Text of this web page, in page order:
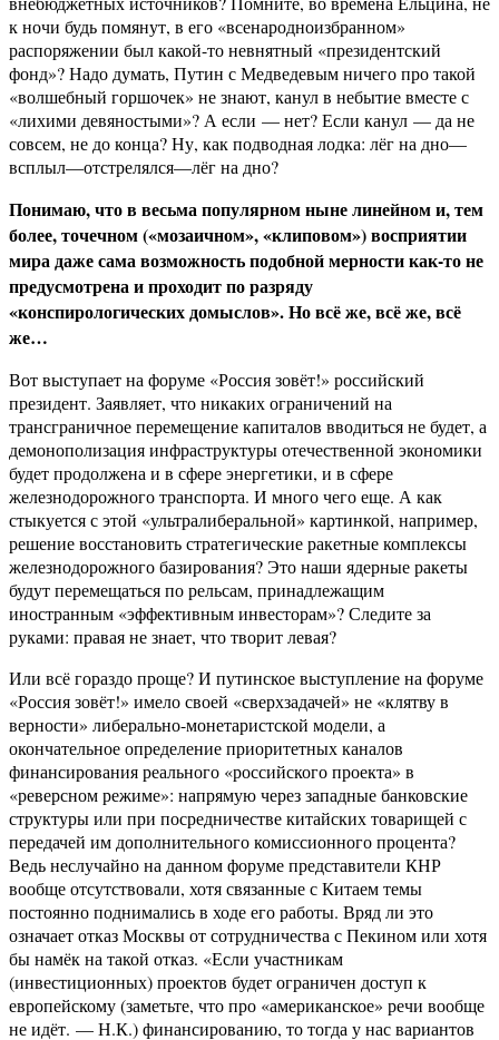
к ночи будь помянут, в его «всенародноизбранном»
распоряжении был какой-то невнятный «президентский
фонд»? Надо думать, Путин с Медведевым ничего про такой
«волшебный горшочек» не знают, канул в небытие вместе с
«лихими девяностыми»? А если — нет? Если канул — да не
совсем, не до конца? Ну, как подводная лодка: лёг на дно—
всплыл—отстрелялся—лёг на дно?
Понимаю, что в весьма популярном ныне линейном и, тем
более, точечном («мозаичном», «клиповом») восприятии
мира даже сама возможность подобной мерности как-то не
предусмотрена и проходит по разряду
«конспирологических домыслов». Но всё же, всё же, всё
же…
Вот выступает на форуме «Россия зовёт!» российский
президент. Заявляет, что никаких ограничений на
трансграничное перемещение капиталов вводиться не будет, а
демонополизация инфраструктуры отечественной экономики
будет продолжена и в сфере энергетики, и в сфере
железнодорожного транспорта. И много чего еще. А как
стыкуется с этой «ультралиберальной» картинкой, например,
решение восстановить стратегические ракетные комплексы
железнодорожного базирования? Это наши ядерные ракеты
будут перемещаться по рельсам, принадлежащим
иностранным «эффективным инвесторам»? Следите за
руками: правая не знает, что творит левая?
Или всё гораздо проще? И путинское выступление на форуме
«Россия зовёт!» имело своей «сверхзадачей» не «клятву в
верности» либерально-монетаристской модели, а
окончательное определение приоритетных каналов
финансирования реального «российского проекта» в
«реверсном режиме»: напрямую через западные банковские
структуры или при посредничестве китайских товарищей с
передачей им дополнительного комиссионного процента?
Ведь неслучайно на данном форуме представители КНР
вообще отсутствовали, хотя связанные с Китаем темы
постоянно поднимались в ходе его работы. Вряд ли это
означает отказ Москвы от сотрудничества с Пекином или хотя
бы намёк на такой отказ. «Если участникам
(инвестиционных) проектов будет ограничен доступ к
европейскому (заметьте, что про «американское» речи вообще
не идёт. — Н.К.) финансированию, то тогда у нас вариантов